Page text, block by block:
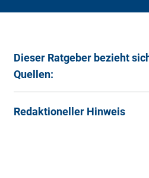
Dieser Ratgeber bezieht
Quellen:
Verbot für die Patienten
Redaktioneller Hinweis